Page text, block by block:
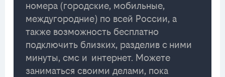
номера (городские, мобильные,
междугородние) по всей России, а
также возможность бесплатно
подключить близких, разделив с ними
минуты, смс и интернет. Можете
заниматься своими делами, пока